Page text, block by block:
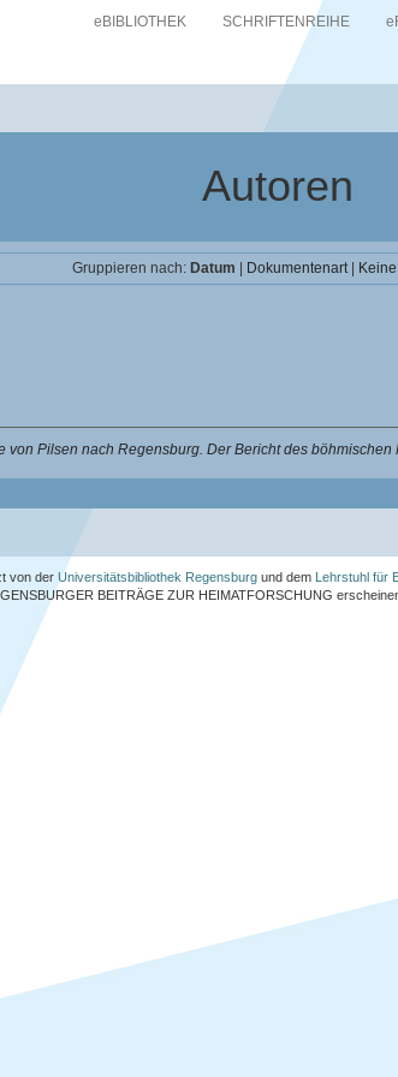
eBIBLIOTHEK SCHRIFTENREIHE
Autoren
Gruppieren nach: Datum Dokumentenart|
von Pilsen nach Regensburg. Der Bericht des
von der Universitätsbibliothek Regensburg und dem Lehrstuhl für
BEITRÄGE ZUR HEIMATFORSCHUNG